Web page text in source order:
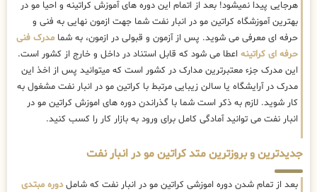
هرجایی پیدا نمیشود! بعد از اتمام این دوره های آموزش کراتینه و احیا مو در
بهترین آموزشگاه کراتین مو در انبار نفت شما جهت ازمون نهایی به فنی و
حرفه ای معرفی می شوید. پس از آزمون و قبولی در ازمون، به شما مدرک فنی
حرفه ای کراتینه اعطا می شود که قابل استناد در داخل و خارج از کشور است.
این مدرک جزء معتبرترین مدارک در کشور است که میتوانید پس از اخذ این
مدرک در آرایشگاه یا سالن زیبایی مرتبط با کراتین مو در انبار نفت مشغول به
کار شوید. لازم به ذکر است شما با گذراندن دوره های اموزش کراتین مو در
انبار نفت می توانید آمادگی کامل برای ورود به بازار کار را کسب کنید.
جدیدترین و بروزترین متد کراتین مو در انبار نفت
بعد از تمام شدن دوره اموزشی کراتین مو در انبار نفت که شاملدوره مبتدی